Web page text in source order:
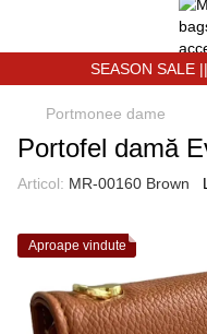
SEASON SALE
Portmonee dame
Portofel damă
Articol: MR-00160 Brown
Aproape vindute